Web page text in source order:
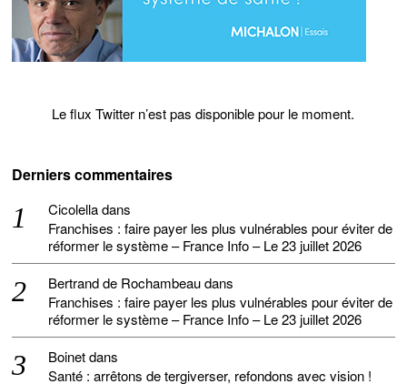
Le flux Twitter n’est pas disponible pour le moment.
Derniers commentaires
Cicolelladans
Franchises : faire payer les plus vulnérables pour éviter de
réformer le système – France Info – Le 23 juillet 2026
Bertrand de Rochambeaudans
Franchises : faire payer les plus vulnérables pour éviter de
réformer le système – France Info – Le 23 juillet 2026
Boinetdans
Santé : arrêtons de tergiverser, refondons avec vision !